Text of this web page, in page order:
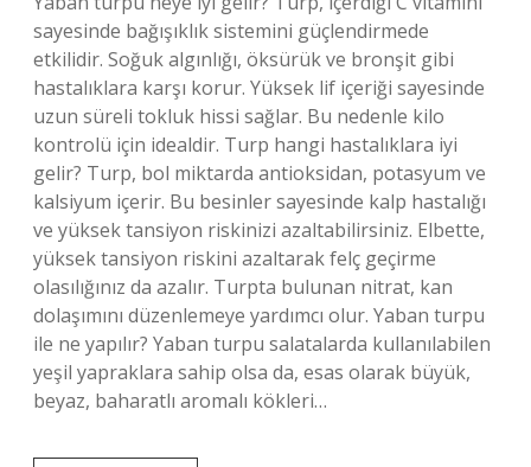
sayesinde bağışıklık sistemini güçlendirmede
etkilidir. Soğuk algınlığı, öksürük ve bronşit gibi
hastalıklara karşı korur. Yüksek lif içeriği sayesinde
uzun süreli tokluk hissi sağlar. Bu nedenle kilo
kontrolü için idealdir. Turp hangi hastalıklara iyi
gelir? Turp, bol miktarda antioksidan, potasyum ve
kalsiyum içerir. Bu besinler sayesinde kalp hastalığı
ve yüksek tansiyon riskinizi azaltabilirsiniz. Elbette,
yüksek tansiyon riskini azaltarak felç geçirme
olasılığınız da azalır. Turpta bulunan nitrat, kan
dolaşımını düzenlemeye yardımcı olur. Yaban turpu
ile ne yapılır? Yaban turpu salatalarda kullanılabilen
yeşil yapraklara sahip olsa da, esas olarak büyük,
beyaz, baharatlı aromalı kökleri…